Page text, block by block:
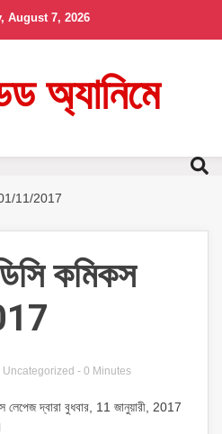
August 7, 2026
অ্যানিমে
01/11/2017
কমিকস
Uncategorized - 0 Minutes
লেপেজ দ্বারা বুধবার, 11 জানুয়ারী, 2017